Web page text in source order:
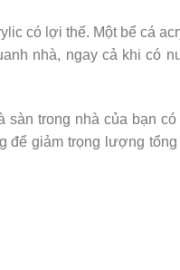
có lợi thế. Một bể cá
nhà, ngay cả khi có
trong nhà của bạn có
để giảm trọng lượng tổng